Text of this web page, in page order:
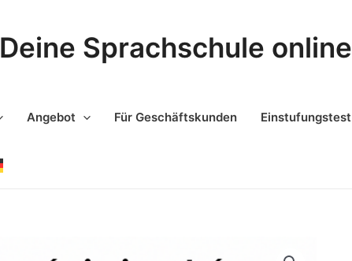
Deine Sprachschule online
Angebot Für Geschäftskunden Einstufungstest